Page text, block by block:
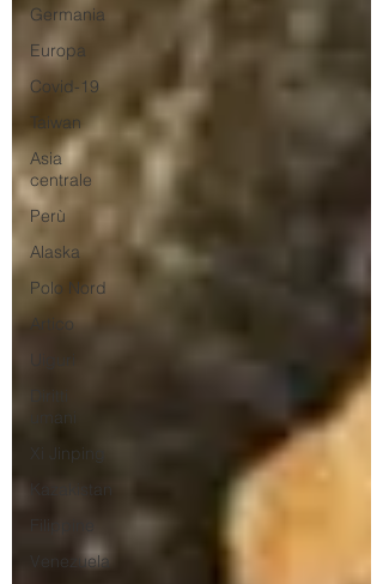
Germania
Europa
Covid-19
Taiwan
Asia
centrale
Perù
Alaska
Polo Nord
Artico
Xi Jinping
Filippine
Venezuela